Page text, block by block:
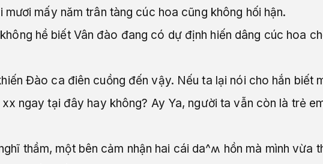
mươi mấy năm trân tàng cúc hoa cũng không hối hận.
hề biết Vân đào đang có dự định hiến dâng cúc hoa
Đào ca điên cuồng đến vậy. Nếu ta lại nói cho hắn biết
ngay tại đây hay không? Ay Ya, người ta vẫn còn là trẻ
thầm, một bên cảm nhận hai cái da^ʍ hồn mà mình vừa